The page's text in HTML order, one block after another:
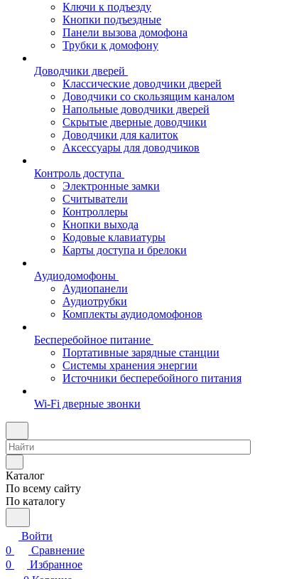
Ключи к подъезду
Кнопки подъездные
Панели вызова домофона
Трубки к домофону
Доводчики дверей
Классические доводчики дверей
Доводчики со скользящим каналом
Напольные доводчики дверей
Скрытые дверные доводчики
Доводчики для калиток
Аксессуары для доводчиков
Контроль доступа
Электронные замки
Считыватели
Контроллеры
Кнопки выхода
Кодовые клавиатуры
Карты доступа и брелоки
Аудиодомофоны
Аудиопанели
Аудиотрубки
Комплекты аудиодомофонов
Бесперебойное питание
Портативные зарядные станции
Системы хранения энергии
Источники бесперебойного питания
Wi-Fi дверные звонки
Каталог
По всему сайту
По каталогу
Войти
0
Сравнение
0
Избранное